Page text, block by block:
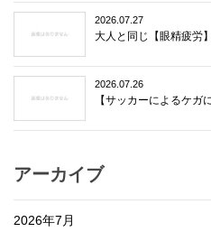
2026.07.27
大人と同じ【眼精疲労
2026.07.26
【サッカーによるケガ
アーカイブ
2026年7月